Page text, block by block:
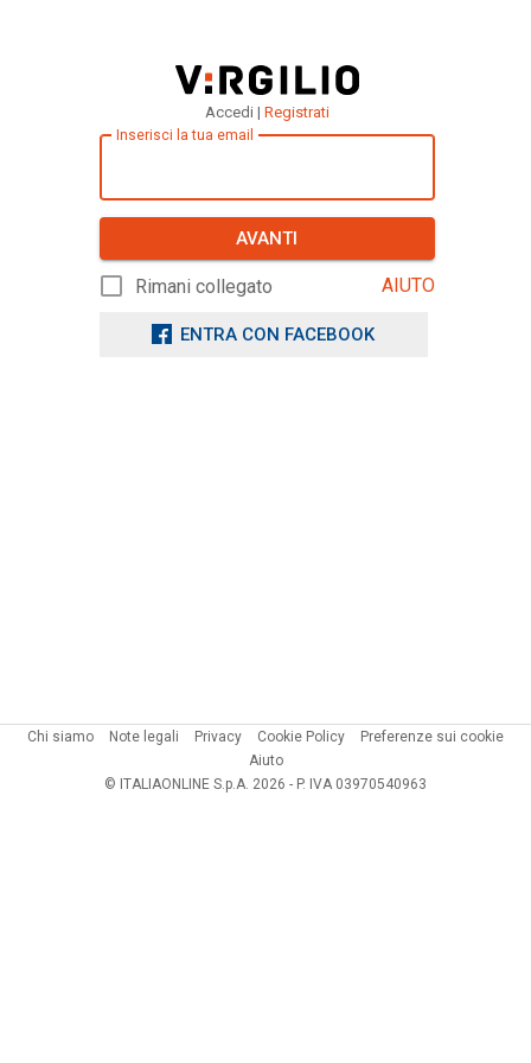
Accedi | Registrati
Inserisci la tua email
AVANTI
Rimani collegato AIUTO
ENTRA CON FACEBOOK
Chi siamo Note legali Privacy Cookie Policy
Preferenze sui cookie
Aiuto
© ITALIAONLINE S.p.A. 2026 - P. IVA 03970540963